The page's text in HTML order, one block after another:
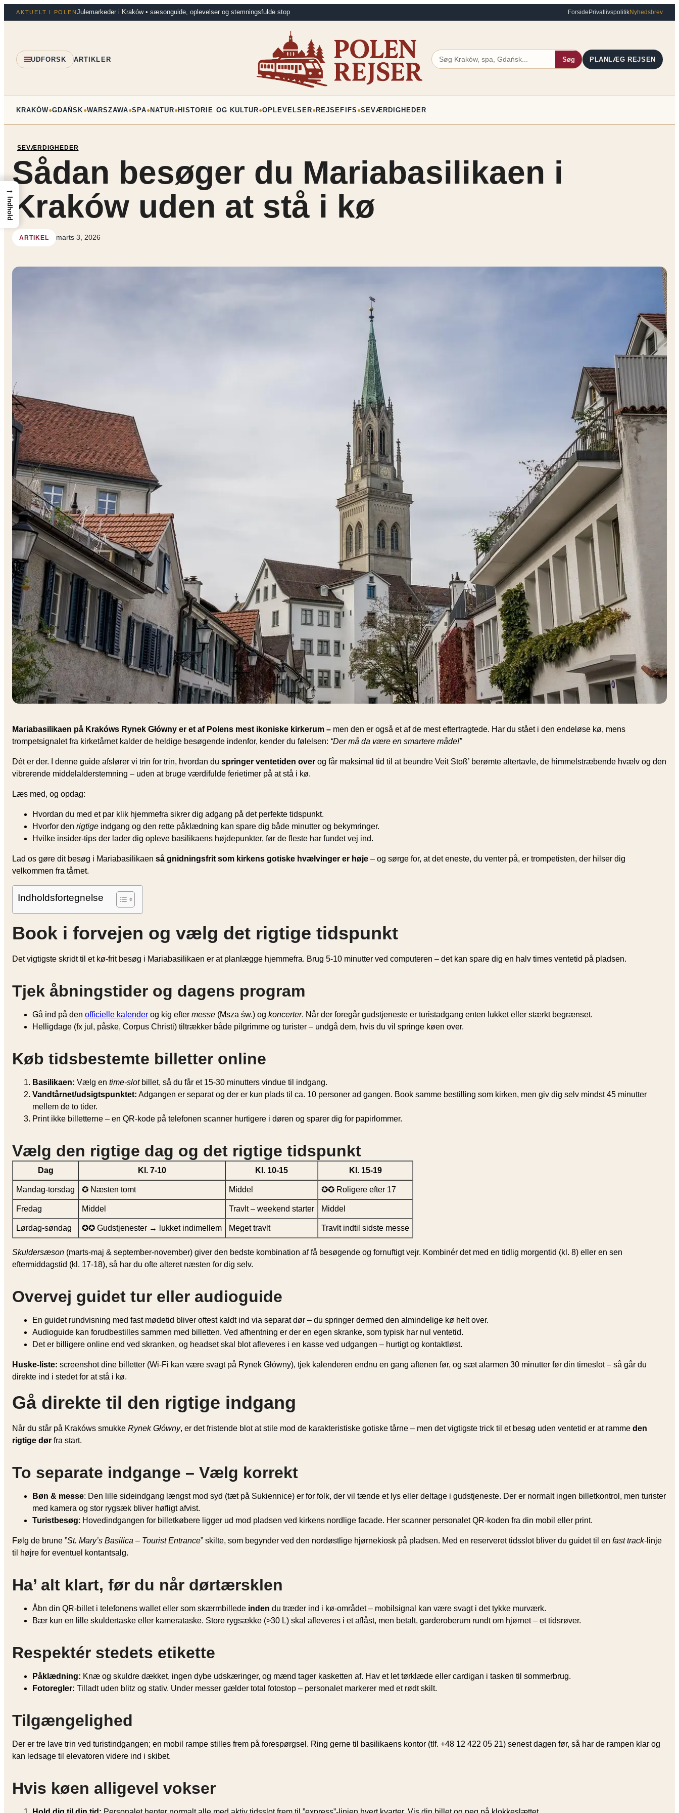
Spring
til
AKTUELT I POLENJulemarkeder i Kraków • sæsonguide, oplevelser og stemningsfulde stop ForsidePrivatlivspolitikNyhedsbrev
UDFORSK ARTIKLER Søg PLANLÆG REJSEN
KRAKÓW●GDAŃSK ●WARSZAWA●SPA●NATUR●HISTORIE OG KULTUR●OPLEVELSER●REJSEFIFS ●SEVÆRDIGHEDER
SEVÆRDIGHEDER
Sådan besøger du Mariabasilikaen i
Kraków uden at stå i kø
ARTIKEL marts 3, 2026
Mariabasilikaen på Krakóws Rynek Główny er et af Polens mest ikoniske kirkerum – men den er også et af de mest eftertragtede. Har du stået i den endeløse kø, mens
trompetsignalet fra kirketårnet kalder de heldige besøgende indenfor, kender du følelsen: “Der må da være en smartere måde!”
Dét er der. I denne guide afslører vi trin for trin, hvordan du springer ventetiden over og får maksimal tid til at beundre Veit Stoß’ berømte altertavle, de himmelstræbende hvælv og den
vibrerende middelalderstemning – uden at bruge værdifulde ferie­timer på at stå i kø.
Læs med, og opdag:
Hvordan du med et par klik hjemmefra sikrer dig adgang på det perfekte tidspunkt.
Hvorfor den rigtige indgang og den rette påklædning kan spare dig både minutter og bekymringer.
Hvilke insider-tips der lader dig opleve basilikaens højdepunkter, før de fleste har fundet vej ind.
Lad os gøre dit besøg i Mariabasilikaen så gnidningsfrit som kirkens gotiske hvælvinger er høje – og sørge for, at det eneste, du venter på, er trompetisten, der hilser dig
velkommen fra tårnet.
Indholdsfortegnelse
Book i forvejen og vælg det rigtige tidspunkt
Det vigtigste skridt til et kø-frit besøg i Mariabasilikaen er at planlægge hjemmefra. Brug 5-10 minutter ved computeren – det kan spare dig en halv times ventetid på pladsen.
Tjek åbningstider og dagens program
Gå ind på den officielle kalender og kig efter messe (Msza św.) og koncerter. Når der foregår gudstjeneste er turistadgang enten lukket eller stærkt begrænset.
Helligdage (fx jul, påske, Corpus Christi) tiltrækker både pilgrimme og turister – undgå dem, hvis du vil springe køen over.
Køb tidsbestemte billetter online
Basilikaen: Vælg en time-slotbillet, så du får et 15-30 minutters vindue til indgang.
Vandtårnet/udsigtspunktet: Adgangen er separat og der er kun plads til ca. 10 personer ad gangen. Book samme bestilling som kirken, men giv dig selv mindst 45 minutter
mellem de to tider.
Print ikke billetterne – en QR-kode på telefonen scanner hurtigere i døren og sparer dig for papirlommer.
Vælg den rigtige dag og det rigtige tidspunkt
Dag Kl. 7-10 Kl. 10-15 Kl. 15-19
Mandag-torsdag ✪ Næsten tomt Middel ✪✪ Roligere efter 17
Fredag Middel Travlt – weekend starter Middel
Lørdag-søndag ✪✪ Gudstjenester → lukket indimellem Meget travlt Travlt indtil sidste messe
Skuldersæson (marts-maj & september-november) giver den bedste kombination af få besøgende og fornuftigt vejr. Kombinér det med en tidlig morgentid (kl. 8) eller en sen
eftermiddagstid (kl. 17-18), så har du ofte alteret næsten for dig selv.
Overvej guidet tur eller audioguide
En guidet rundvisning med fast mødetid bliver oftest kaldt ind via separat dør – du springer dermed den almindelige kø helt over.
Audioguide kan forudbestilles sammen med billetten. Ved afhentning er der en egen skranke, som typisk har nul ventetid.
Det er billigere online end ved skranken, og headset skal blot afleveres i en kasse ved udgangen – hurtigt og kontaktløst.
Huske-liste: screenshot dine billetter (Wi-Fi kan være svagt på Rynek Główny), tjek kalenderen endnu en gang aftenen før, og sæt alarmen 30 minutter før din timeslot – så går du
direkte ind i stedet for at stå i kø.
Gå direkte til den rigtige indgang
Når du står på Krakóws smukke Rynek Główny, er det fristende blot at stile mod de karakteristiske gotiske tårne – men det vigtigste trick til et besøg uden ventetid er at ramme den
rigtige dør fra start.
To separate indgange – Vælg korrekt
Bøn & messe: Den lille sideindgang længst mod syd (tæt på Sukiennice) er for folk, der vil tænde et lys eller deltage i gudstjeneste. Der er normalt ingen billetkontrol, men turister
med kamera og stor rygsæk bliver høfligt afvist.
Turist­besøg: Hovedindgangen for billetkøbere ligger ud mod pladsen ved kirkens nordlige facade. Her scanner personalet QR-koden fra din mobil eller print.
Følg de brune ”St. Mary’s Basilica – Tourist Entrance” skilte, som begynder ved den nordøstlige hjørnekiosk på pladsen. Med en reserveret tids­slot bliver du guidet til en fast track-linje
til højre for eventuel kontantsalg.
Ha’ alt klart, før du når dørtærsklen
Åbn din QR-billet i telefonens wallet eller som skærmbillede inden du træder ind i kø-området – mobil­signal kan være svagt i det tykke murværk.
Bær kun en lille skuldertaske eller kamerataske. Store rygsække (>30 L) skal afleveres i et aflåst, men betalt, garderoberum rundt om hjørnet – et tidsrøver.
Respektér stedets etikette
Påklædning: Knæ og skuldre dækket, ingen dybe udskæringer, og mænd tager kasketten af. Hav et let tørklæde eller cardigan i tasken til sommerbrug.
Foto­regler: Tilladt uden blitz og stativ. Under messer gælder total fotostop – personalet markerer med et rødt skilt.
Tilgængelighed
Der er tre lave trin ved turist­indgangen; en mobil rampe stilles frem på forespørgsel. Ring gerne til basilikaens kontor (tlf. +48 12 422 05 21) senest dagen før, så har de rampen klar og
kan ledsage til elevatoren videre ind i skibet.
Hvis køen alligevel vokser
→
Indhold